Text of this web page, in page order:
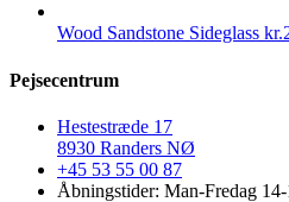
Wood Sandstone Sideglass kr.
Pejsecentrum
Hestestræde 17
8930 Randers NØ
+45 53 55 00 87
Åbningstider: Man-Fredag